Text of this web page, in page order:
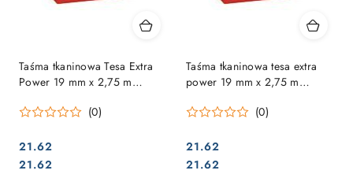
Taśma tkaninowa Tesa Extra
Power 19 mm x 2,75 m
(0)
Cena:
21.62
Cena:
21.62
Taśma tkaninowa tesa extra
power 19 mm x 2,75 m
(0)
Cena:
21.62
Cena:
21.62